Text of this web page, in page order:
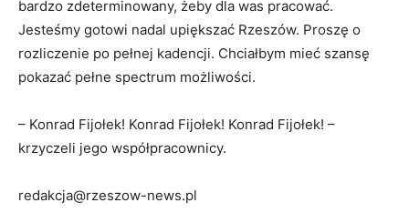
bardzo zdeterminowany, żeby dla was pracować.
Jesteśmy gotowi nadal upiększać Rzeszów. Proszę o
rozliczenie po pełnej kadencji. Chciałbym mieć szansę
pokazać pełne spectrum możliwości.
– Konrad Fijołek! Konrad Fijołek! Konrad Fijołek! –
krzyczeli jego współpracownicy.
redakcja@rzeszow-news.pl